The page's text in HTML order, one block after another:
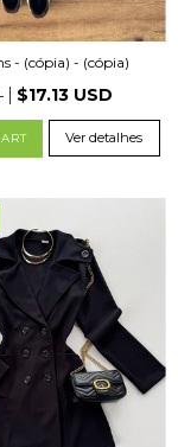
- (cópia) - (cópia)
$17.13 USD
Ver detalhes